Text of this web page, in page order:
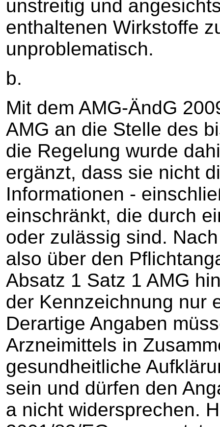
unstreitig und
enthaltenen Wirkstoffe
unproblematisch.
b.
Mit dem AMG-ÄndG
AMG an die Stelle des
die Regelung wurde
ergänzt, dass sie nicht
Informationen -
einschränkt, die durch
oder zulässig sind.
also über den
Absatz 1 Satz 1 AMG
der Kennzeichnung nur
Derartige Angaben
Arzneimittels in
gesundheitliche
sein und dürfen den
a nicht widersprechen.